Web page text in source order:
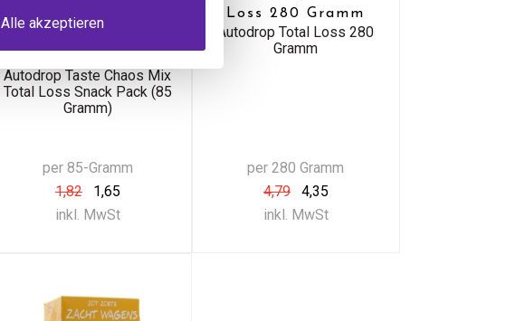
Loss Snack Pack
Autodrop Taste Chaos Mix
Total Loss Snack Pack (85
Gramm)
per 85-Gramm
1,82
1,65
inkl. MwSt
Loss 280 Gramm
Autodrop Total Loss 280
Gramm
per 280 Gramm
4,79
4,35
inkl. MwSt
Alle akzeptieren